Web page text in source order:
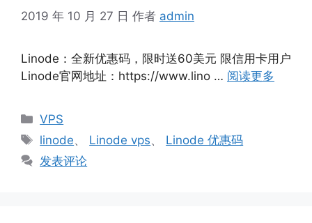
2019 年 10 月 27 日 作者 admin
Linode：全新优惠码，限时送60美元 限信用卡用户
Linode官网地址：https://www.lino … 阅读更多
分
类
VPS
标
签
linode、 Linode vps、 Linode 优惠码
发表评论